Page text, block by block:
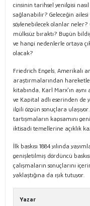
cinsinin tarihsel yenilgisi
sağlanabilir? Geleceğin
söylenebilecek olanlar
mülksüz bıraktı? Bugün
ve hangi nedenlerle ortaya
olacak?
Friedrich Engels, Amerikalı
araştırmalarından hareketle
kitabında, Karl Marx’ın
ve Kapital adlı eserinden de
ilgili özgün sonuçlara
tartışmaların kapsamını
iktisadi temellerine açıklık
İlk baskısı 1884 yılında
genişletilmiş dördüncü
çalışmaların sonuçlarını
yaklaştığına da ışık tutuyor.
Yazar